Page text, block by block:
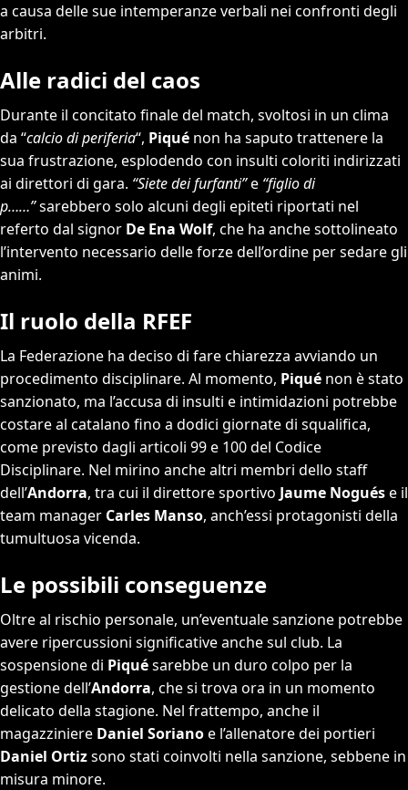
a causa delle sue intemperanze verbali nei confronti degli
arbitri.
Alle radici del caos
Durante il concitato finale del match, svoltosi in un clima
da “calcio di periferia“, Piqué non ha saputo trattenere la
sua frustrazione, esplodendo con insulti coloriti indirizzati
ai direttori di gara. “Siete dei furfanti”e “figlio di
p……”sarebbero solo alcuni degli epiteti riportati nel
referto dal signor De Ena Wolf, che ha anche sottolineato
l’intervento necessario delle forze dell’ordine per sedare gli
animi.
Il ruolo della RFEF
La Federazione ha deciso di fare chiarezza avviando un
procedimento disciplinare. Al momento, Piqué non è stato
sanzionato, ma l’accusa di insulti e intimidazioni potrebbe
costare al catalano fino a dodici giornate di squalifica,
come previsto dagli articoli 99 e 100 del Codice
Disciplinare. Nel mirino anche altri membri dello staff
dell’Andorra, tra cui il direttore sportivo Jaume Noguése il
team manager Carles Manso, anch’essi protagonisti della
tumultuosa vicenda.
Le possibili conseguenze
Oltre al rischio personale, un’eventuale sanzione potrebbe
avere ripercussioni significative anche sul club. La
sospensione di Piquésarebbe un duro colpo per la
gestione dell’Andorra, che si trova ora in un momento
delicato della stagione. Nel frattempo, anche il
magazziniere Daniel Sorianoe l’allenatore dei portieri
Daniel Ortizsono stati coinvolti nella sanzione, sebbene in
misura minore.